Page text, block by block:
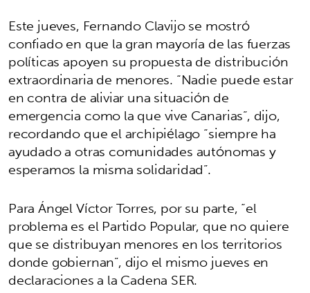
Este jueves, Fernando Clavijo se mostró
confiado en que la gran mayoría de las fuerzas
políticas apoyen su propuesta de distribución
extraordinaria de menores. “Nadie puede estar
en contra de aliviar una situación de
emergencia como la que vive Canarias”, dijo,
recordando que el archipiélago “siempre ha
ayudado a otras comunidades autónomas y
esperamos la misma solidaridad”.
Para Ángel Víctor Torres, por su parte, “el
problema es el Partido Popular, que no quiere
que se distribuyan menores en los territorios
donde gobiernan”, dijo el mismo jueves en
declaraciones a la Cadena SER.